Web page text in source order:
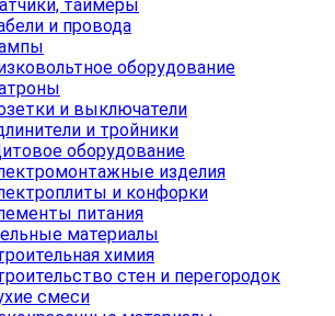
таймеры
и провода
оборудование
и выключатели
и тройники
оборудование
изделия
и конфорки
питания
материалы
химия
стен и перегородок
смеси